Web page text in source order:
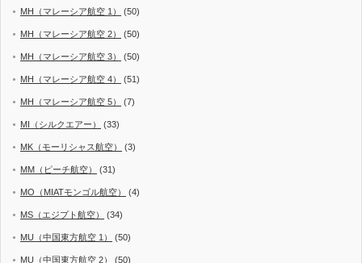
MH（マレーシア航空 1） (50)
MH（マレーシア航空 2） (50)
MH（マレーシア航空 3） (50)
MH（マレーシア航空 4） (51)
MH（マレーシア航空 5） (7)
MI（シルクエアー） (33)
MK（モーリシャス航空） (3)
MM（ピーチ航空） (31)
MO（MIATモンゴル航空） (4)
MS（エジプト航空） (34)
MU（中国東方航空 1） (50)
MU（中国東方航空 2） (50)